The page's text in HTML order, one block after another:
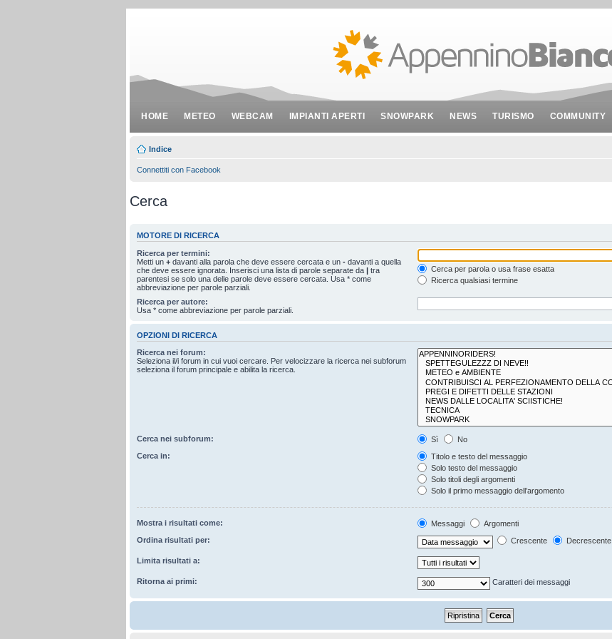
HOME METEO WEBCAM IMPIANTI APERTI SNOWPARK NEWS TURISMO COMMUNITY
Indice
Connettiti con Facebook
Cerca
MOTORE DI RICERCA
Ricerca per termini:
Metti un + davanti alla parola che deve essere cercata e un - davanti a quella
che deve essere ignorata. Inserisci una lista di parole separate da | tra
parentesi se solo una delle parole deve essere cercata. Usa * come
abbreviazione per parole parziali.
Cerca per parola o usa frase esatta
Ricerca qualsiasi termine
Ricerca per autore:
Usa * come abbreviazione per parole parziali.
OPZIONI DI RICERCA
Ricerca nei forum:
Seleziona il/i forum in cui vuoi cercare. Per velocizzare la ricerca nei subforum
seleziona il forum principale e abilita la ricerca.
Cerca nei subforum: Sì
No
Cerca in:
Titolo e testo del messaggio
Solo testo del messaggio
Solo titoli degli argomenti
Solo il primo messaggio dell’argomento
Mostra i risultati come: Messaggi
Argomenti
Ordina risultati per:
Crescente Decrescente
Limita risultati a:
Ritorna ai primi: Caratteri dei messaggi